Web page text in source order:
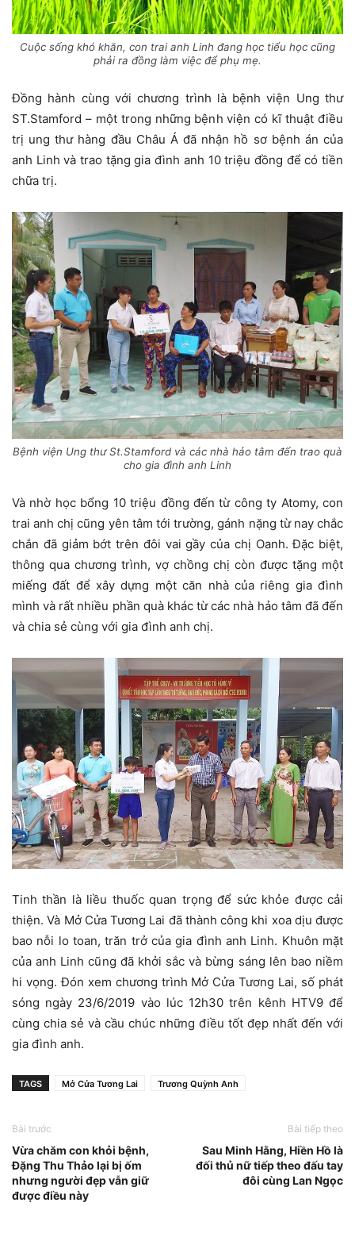
Cuộc sống khó khăn, con trai anh Linh đang học tiểu học cũng
phải ra đồng làm việc để phụ mẹ.
Đồng hành cùng với chương trình là bệnh viện Ung thư
ST.Stamford – một trong những bệnh viện có kĩ thuật điều
trị ung thư hàng đầu Châu Á đã nhận hồ sơ bệnh án của
anh Linh và trao tặng gia đình anh 10 triệu đồng để có tiền
chữa trị.
Bệnh viện Ung thư St.Stamford và các nhà hảo tâm đến trao quà
cho gia đình anh Linh
Và nhờ học bổng 10 triệu đồng đến từ công ty Atomy, con
trai anh chị cũng yên tâm tới trường, gánh nặng từ nay chắc
chắn đã giảm bớt trên đôi vai gầy của chị Oanh. Đặc biệt,
thông qua chương trình, vợ chồng chị còn được tặng một
miếng đất để xây dựng một căn nhà của riêng gia đình
mình và rất nhiều phần quà khác từ các nhà hảo tâm đã đến
và chia sẻ cùng với gia đình anh chị.
Tinh thần là liều thuốc quan trọng để sức khỏe được cải
thiện. Và Mở Cửa Tương Lai đã thành công khi xoa dịu được
bao nỗi lo toan, trăn trở của gia đình anh Linh. Khuôn mặt
của anh Linh cũng đã khởi sắc và bừng sáng lên bao niềm
hi vọng. Đón xem chương trình Mở Cửa Tương Lai, số phát
sóng ngày 23/6/2019 vào lúc 12h30 trên kênh HTV9 để
cùng chia sẻ và cầu chúc những điều tốt đẹp nhất đến với
gia đình anh.
TAGS Mở Cửa Tương Lai Trương Quỳnh Anh
Bài trước
Vừa chăm con khỏi bệnh,
Đặng Thu Thảo lại bị ốm
nhưng người đẹp vẫn giữ
được điều này
Bài tiếp theo
Sau Minh Hằng, Hiền Hồ là
đối thủ nữ tiếp theo đấu tay
đôi cùng Lan Ngọc